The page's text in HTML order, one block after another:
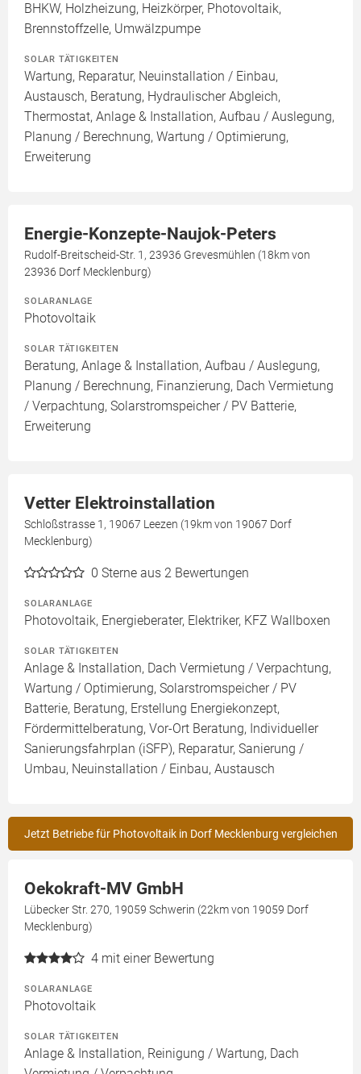
BHKW, Holzheizung, Heizkörper, Photovoltaik,
Brennstoffzelle, Umwälzpumpe
SOLAR TÄTIGKEITEN
Wartung, Reparatur, Neuinstallation / Einbau,
Austausch, Beratung, Hydraulischer Abgleich,
Thermostat, Anlage & Installation, Aufbau / Auslegung,
Planung / Berechnung, Wartung / Optimierung,
Erweiterung
Energie-Konzepte-Naujok-Peters
Rudolf-Breitscheid-Str. 1, 23936 Grevesmühlen (18km von
23936 Dorf Mecklenburg)
SOLARANLAGE
Photovoltaik
SOLAR TÄTIGKEITEN
Beratung, Anlage & Installation, Aufbau / Auslegung,
Planung / Berechnung, Finanzierung, Dach Vermietung
/ Verpachtung, Solarstromspeicher / PV Batterie,
Erweiterung
Vetter Elektroinstallation
Schloßstrasse 1, 19067 Leezen (19km von 19067 Dorf
Mecklenburg)
0 Sterne aus 2 Bewertungen
SOLARANLAGE
Photovoltaik, Energieberater, Elektriker, KFZ Wallboxen
SOLAR TÄTIGKEITEN
Anlage & Installation, Dach Vermietung / Verpachtung,
Wartung / Optimierung, Solarstromspeicher / PV
Batterie, Beratung, Erstellung Energiekonzept,
Fördermittelberatung, Vor-Ort Beratung, Individueller
Sanierungsfahrplan (iSFP), Reparatur, Sanierung /
Umbau, Neuinstallation / Einbau, Austausch
Jetzt Betriebe für Photovoltaik in Dorf Mecklenburg vergleichen
Oekokraft-MV GmbH
Lübecker Str. 270, 19059 Schwerin (22km von 19059 Dorf
Mecklenburg)
4 mit einer Bewertung
SOLARANLAGE
Photovoltaik
SOLAR TÄTIGKEITEN
Anlage & Installation, Reinigung / Wartung, Dach